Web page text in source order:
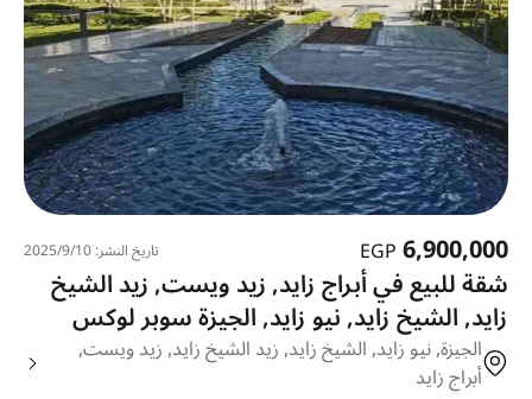
6,900,000
EGP تاريخ النشر: 10‏‏/9‏‏/2025
شقة للبيع في أبراج زايد, زيد ويست, زيد الشيخ
زايد, الشيخ زايد, نيو زايد, الجيزة سوبر لوكس
الجيزة, نيو زايد, الشيخ زايد, زيد الشيخ زايد, زيد ويست,
أبراج زايد